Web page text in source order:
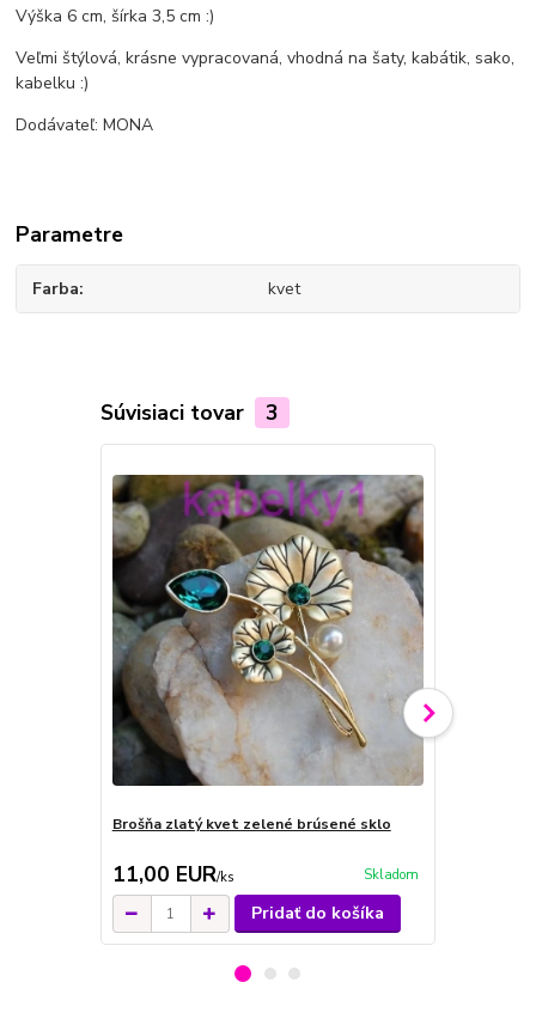
Výška 6 cm, šírka 3,5 cm :)
Veľmi štýlová, krásne vypracovaná, vhodná na šaty, kabátik, sako,
kabelku :)
Dodávateľ: MONA
Parametre
Farba kvet
Súvisiaci tovar 3
Brošňa zlatý kvet zelené brúsené sklo
11,00 EUR/ks Skladom
Pridať do košíka